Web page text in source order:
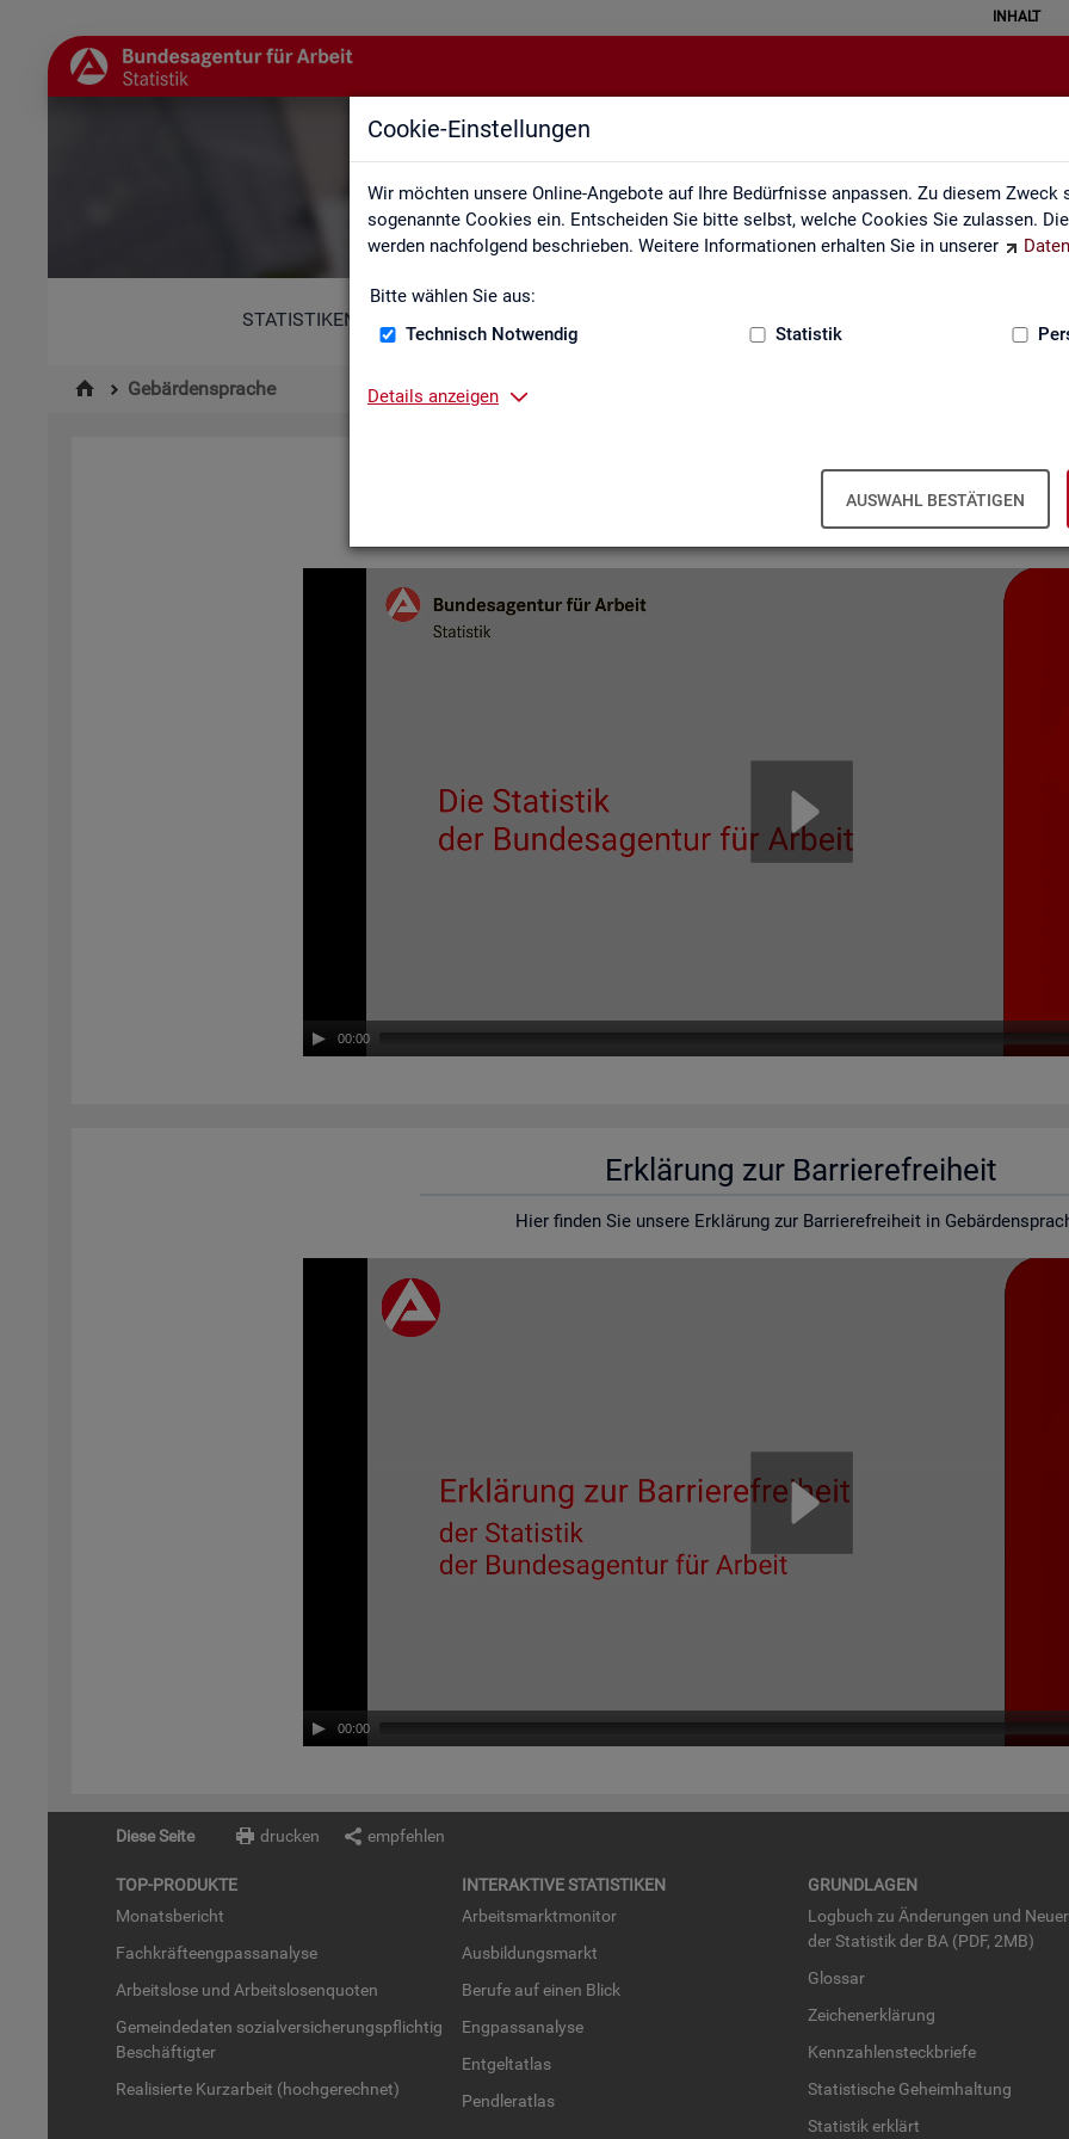
Cookie-Einstellungen
Wir möchten unsere Online-Angebote auf Ihre Bedürfnisse anpassen. Zu diesem Zweck
sogenannte Cookies ein. Entscheiden Sie bitte selbst, welche Cookies Sie zulassen.
werden nachfolgend beschrieben. Weitere Informationen erhalten Sie in unserer
Bitte wählen Sie aus:
Technisch Notwendig
Statistik
Details anzeigen
AUSWAHL BESTÄTIGEN
INHALT
Gebärdensprache
STATISTIKEN
Gebärdensprache
In­for­ma­tio­nen in Ge­bär­den­spra­che
Hier fin­den Sie unser In­for­ma­ti­ons­vi­deo in Deut­scher
00:00
Er­klä­rung zur Bar­rie­re­frei­heit
Hier fin­den Sie un­se­re Er­klä­rung zur Bar­rie­re­frei­heit in
00:00
Diese Seite drucken empfehlen
TOP-PRO­DUK­TE
Mo­nats­be­richt
Fach­kräf­te­eng­pass­ana­ly­se
Ar­beits­lo­se und Ar­beits­lo­sen­quo­ten
Ge­mein­de­da­ten so­zi­al­ver­si­che­rungs­pflich­tig
Be­schäf­tig­ter
Rea­li­sier­te Kurz­ar­beit (hoch­ge­rech­net)
IN­TER­AK­TI­VE STA­TIS­TI­KEN
Ar­beits­markt­mo­ni­tor
Aus­bil­dungs­markt
Be­ru­fe auf einen Blick
Eng­pass­ana­ly­se
Ent­gel­t­at­las
Pend­ler­at­las
GRUND­LA­GEN
Log­buch zu Än­de­run­gen und
der Sta­tis­tik der BA (PDF, 2MB)
Glos­sar
Zei­chen­er­klä­rung
Kenn­zah­len­steck­brie­fe
Sta­tis­ti­sche Ge­heim­hal­tung
Sta­tis­tik er­klärt